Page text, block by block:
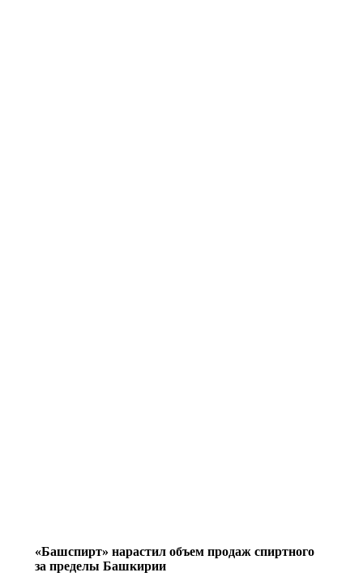
«Башспирт» нарастил объем продаж спиртного
за пределы Башкирии